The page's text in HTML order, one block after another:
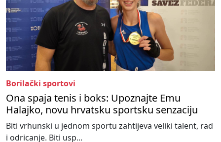
Borilački sportovi
Ona spaja tenis i boks: Upoznajte Emu
Halajko, novu hrvatsku sportsku senzaciju
Biti vrhunski u jednom sportu zahtijeva veliki talent, rad
i odricanje. Biti usp...